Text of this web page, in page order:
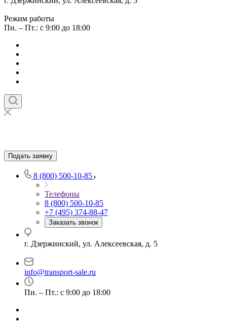
Режим работы
Пн. – Пт.: с 9:00 до 18:00
Подать заявку
8 (800) 500-10-85
Телефоны
8 (800) 500-10-85
+7 (495) 374-88-47
Заказать звонок
г. Дзержинский, ул. Алексеевская, д. 5
info@transport-sale.ru
Пн. – Пт.: с 9:00 до 18:00